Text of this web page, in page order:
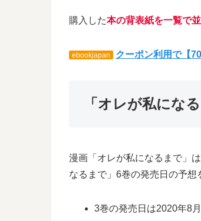
購入した本の背表紙を一覧で
ebookjapan クーポン利用で【
「オレが私にな
漫画「オレが私になるまで」
なるまで」6巻の発売日の予想
3巻の発売日は2020年8